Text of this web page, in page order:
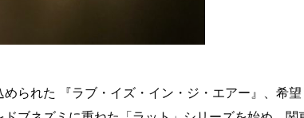
られた 『ラブ・イズ・イン・ジ・エアー』、希望